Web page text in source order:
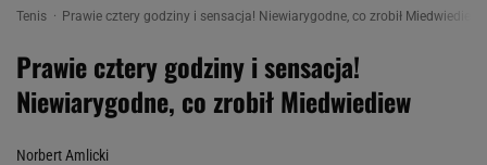
Tenis Prawie cztery godziny i sensacja! Niewiarygodne, co zrobił Miedwiediew
Prawie cztery godziny i sensacja!
Niewiarygodne, co zrobił Miedwiediew
Norbert Amlicki